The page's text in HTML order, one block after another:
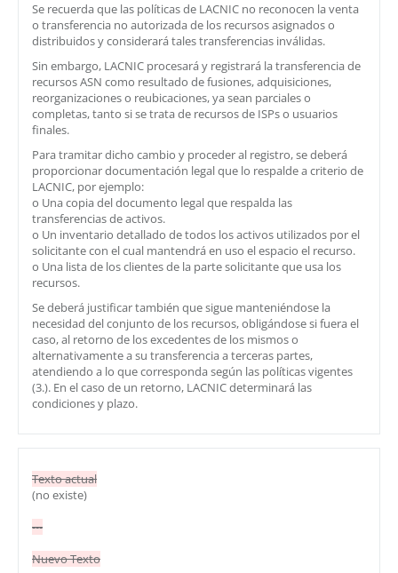
Se recuerda que las políticas de LACNIC no reconocen la venta
o transferencia no autorizada de los recursos asignados o
distribuidos y considerará tales transferencias inválidas.
Sin embargo, LACNIC procesará y registrará la transferencia de
recursos ASN como resultado de fusiones, adquisiciones,
reorganizaciones o reubicaciones, ya sean parciales o
completas, tanto si se trata de recursos de ISPs o usuarios
finales.
Para tramitar dicho cambio y proceder al registro, se deberá
proporcionar documentación legal que lo respalde a criterio de
LACNIC, por ejemplo:
o Una copia del documento legal que respalda las
transferencias de activos.
o Un inventario detallado de todos los activos utilizados por el
solicitante con el cual mantendrá en uso el espacio el recurso.
o Una lista de los clientes de la parte solicitante que usa los
recursos.
Se deberá justificar también que sigue manteniéndose la
necesidad del conjunto de los recursos, obligándose si fuera el
caso, al retorno de los excedentes de los mismos o
alternativamente a su transferencia a terceras partes,
atendiendo a lo que corresponda según las políticas vigentes
(3.). En el caso de un retorno, LACNIC determinará las
condiciones y plazo.
Texto actual
(no existe)
---
Nuevo Texto